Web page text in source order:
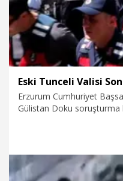
Erzurum Cumhuriyet
Gülistan Doku soruşturma
Eroğlu, Ertok ve Sonel